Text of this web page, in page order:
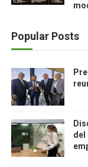
Popular Posts
del